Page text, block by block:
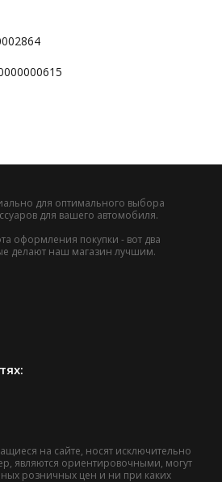
для оптимального выбора
для вашего автомобиля.
оформления покупки - вот два
делают наш магазин лучшим.
на сайте, носят исключительно
являются ориентировочными, могут
розничных цен и ни при каких